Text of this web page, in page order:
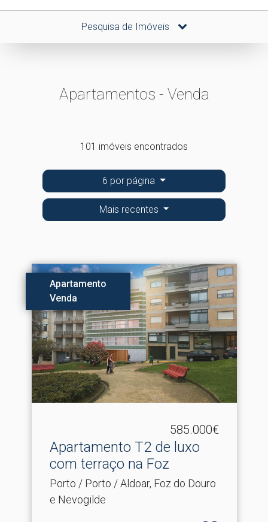
Pesquisa de Imóveis
Apartamentos - Venda
101 imóveis encontrados
6 por página
Mais recentes
Apartamento
Venda
585.000€
Apartamento T2 de luxo
com terraço na Foz
Porto / Porto / Aldoar, Foz do Douro
e Nevogilde